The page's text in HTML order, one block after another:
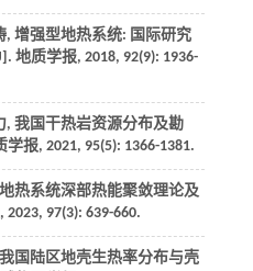
, 增强型地热系统: 国际研究
地质学报, 2018, 92(9): 1936-
, 我国干热岩资源分布及勘
学报, 2021, 95(5): 1366-1381.
热系统深部热能聚敛理论及
, 2023, 97(3): 639-660.
国陆区地壳生热率分布与壳